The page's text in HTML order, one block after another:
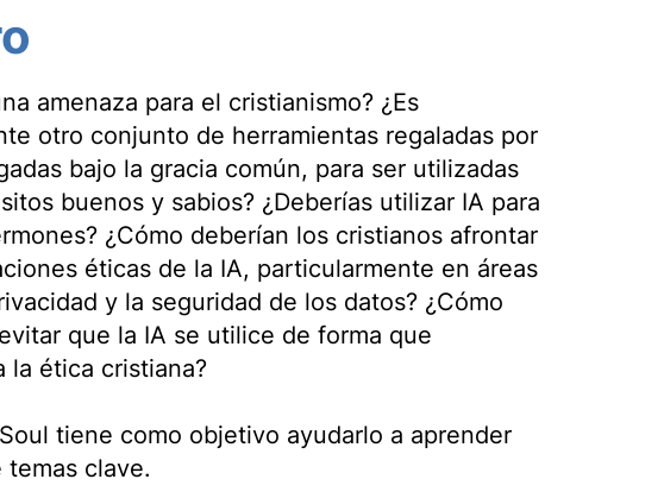
amenaza para el cristianismo? ¿Es
otro conjunto de herramientas regaladas por
bajo la gracia común, para ser utilizadas
buenos y sabios? ¿Deberías utilizar IA para
¿Cómo deberían los cristianos afrontar
éticas de la IA, particularmente en áreas
y la seguridad de los datos? ¿Cómo
que la IA se utilice de forma que
la ética cristiana?
tiene como objetivo ayudarlo a aprender
temas clave.